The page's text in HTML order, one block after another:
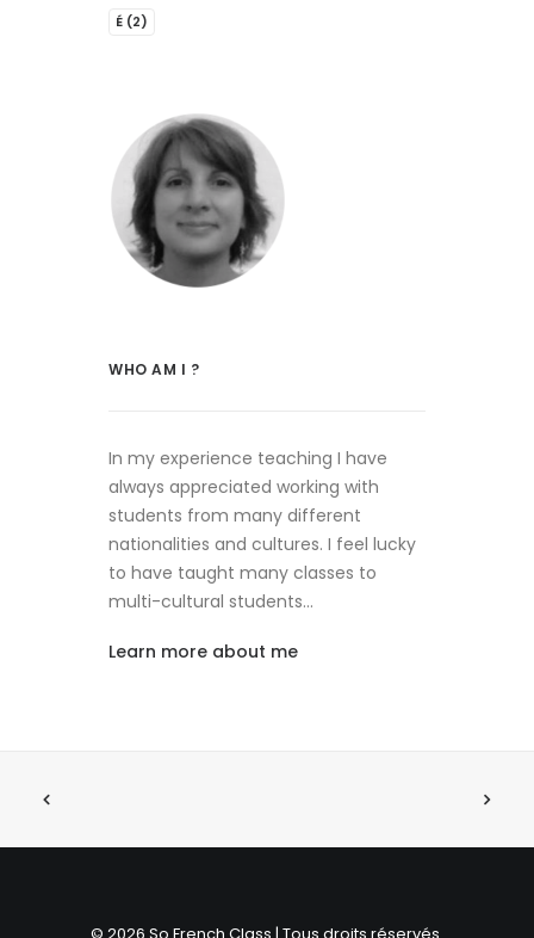
É (2)
WHO AM I ?
In my experience teaching I have
always appreciated working with
students from many different
nationalities and cultures. I feel lucky
to have taught many classes to
multi-cultural students…
Learn more about me